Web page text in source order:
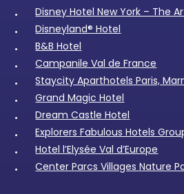
Disney Hotel New York – The
Disneyland® Hotel
B&B Hotel
Campanile Val de France
Staycity Aparthotels Paris,
Grand Magic Hotel
Dream Castle Hotel
Explorers Fabulous Hotels
Hotel l’Elysée Val d’Europe
Center Parcs Villages Nature